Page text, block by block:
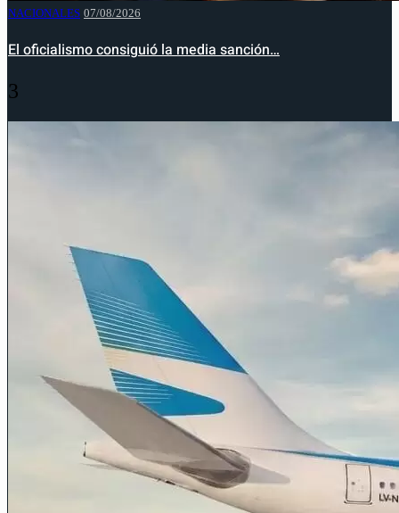
NACIONALES 07/08/2026
El oficialismo consiguió la media sanción…
3